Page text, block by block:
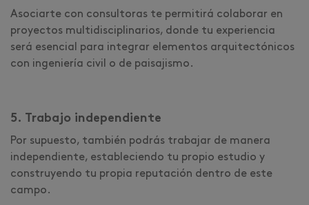
Asociarte con consultoras te permitirá colaborar en
proyectos multidisciplinarios, donde tu experiencia
será esencial para integrar elementos arquitectónicos
con ingeniería civil o de paisajismo.
5. Trabajo independiente
Por supuesto, también podrás trabajar de manera
independiente, estableciendo tu propio estudio y
construyendo tu propia reputación dentro de este
campo.